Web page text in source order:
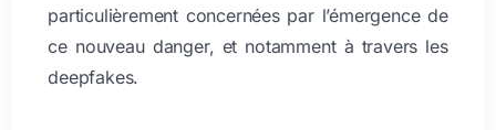
particulièrement concernées par l’émergence de
ce nouveau danger, et notamment à travers les
deepfakes.